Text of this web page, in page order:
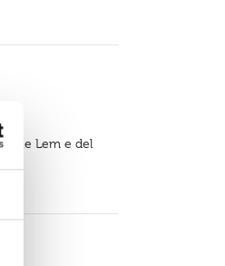
Lem e del